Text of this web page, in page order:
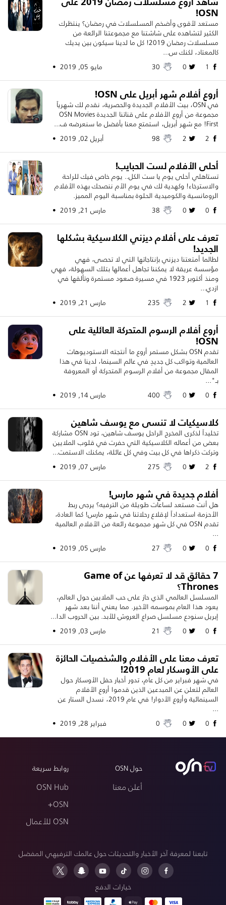
OSN!
مستعد لأقوى وأضخم المسلسلات في رمضان؟ ينتظرك
الكثير لتشاهده على شاشتنا مع مجموعتنا الرائعة من
مسلسلات رمضان 2019! كل ما لدينا سيكون بين يديك
كالمعتاد، لكنك س...
مايو 05, 2019 •
أروع أفلام شهر أبريل على OSN!
في OSN، بيت الأفلام الجديدة والحصرية، نقدم لك شهرياً
مجموعة من أروع الأفلام على قناتنا الجديدة OSN Movies
First! مع شهر أبريل، استمتع معنا بأفضل ما سنعرضه ف...
أبريل 02, 2019 •
أحلى الأفلام لست الحبايب!
تستاهلي أحلى يوم يا ست الكل.. يوم خاص فيك للراحة
والاسترخاء! وكهدية لك في يوم الأم ننصحك بهذه الأفلام
الرومانسية والكوميدية الحلوة بمناسبة اليوم المميز.
مارس 21, 2019 •
تعرف على أفلام ديزني الكلاسيكية بشكلها
الجديد!
لطالما أمتعتنا ديزني بإنتاجاتها التي لا تحصى، فهي
مؤسسة عريقة لا يمكننا تجاهل أعمالها بتلك السهولة، فهي
ومنذ أكتوبر 1923 في مسيرة صعود مستمرة وتألقها في
ازدي...
مارس 21, 2019 •
أروع أفلام الرسوم المتحركة العائلية على
OSN!
تقدم OSN بشكل مستمر أروع ما أنتجته الاستوديوهات
العالمية وتواكب كل جديدٍ في عالم السينما، لدينا في هذا
المقال مجموعة من أفلام الرسوم المتحركة أو المعروفة
بـ"...
مارس 14, 2019 •
كلاسيكيات لا تنسى مع يوسف شاهين
تخليداً لذكرى المخرج الراحل يوسف شاهين، تود OSN مشاركة
بعض من أعماله الكلاسيكية التي حفرت في قلوب الملايين
وتركت ذكراها في كل بيت وفي كل عائلة، يمكنك الاستمت...
مارس 07, 2019 •
أفلام جديدة في شهر مارس!
هل أنت مستعد لساعات طويلة من الترفيه؟ يرجى ربط
الأحزمة استعداداً لإقلاع رحلاتنا في شهر مارس! كما العادة،
تقدم OSN في كل شهر مجموعة رائعة من الأفلام العالمية
...
مارس 05, 2019 •
7 حقائق قد لا تعرفها عن Game of
Thrones؟
المسلسل العالمي الذي حاز على حب الملايين حول العالم،
يعود هذا العام بموسمه الأخير. مما يعني أننا بعد شهر
إبريل سنودع مسلسل صراع العروش للأبد. بين الحروب الدا...
مارس 03, 2019 •
تعرف معنا على الأفلام والشخصيات الحائزة
على الأوسكار لعام 2019!
في شهر فبراير من كل عام، تدور أخبار حفل الأوسكار حول
العالم لتعلن عن المبدعين الذين قدموا أروع الأفلام
السينمائية وأروع الأدوار! في عام 2019، نسدل الستار عن
...
فبراير 28, 2019 •
حول OSN
أعلن معنا
روابط سريعة
OSN Hub
OSN+
OSN للأعمال
تابعنا لمعرفة آخر الأخبار والتحديثات حول عالمك الترفيهي المفضل
خيارات الدفع